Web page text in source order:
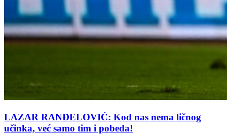
LAZAR RANĐELOVIĆ: Kod nas nema ličnog
učinka, već samo tim i pobeda!